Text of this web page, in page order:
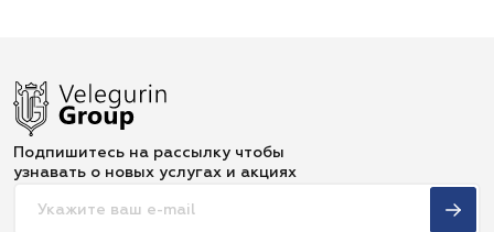
Подпишитесь на рассылку чтобы
узнавать о новых услугах и акциях